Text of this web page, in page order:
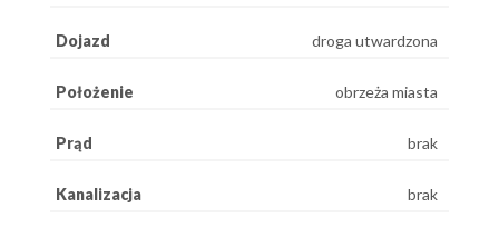
Dojazd droga utwardzona
Położenie obrzeża miasta
Prąd brak
Kanalizacja brak